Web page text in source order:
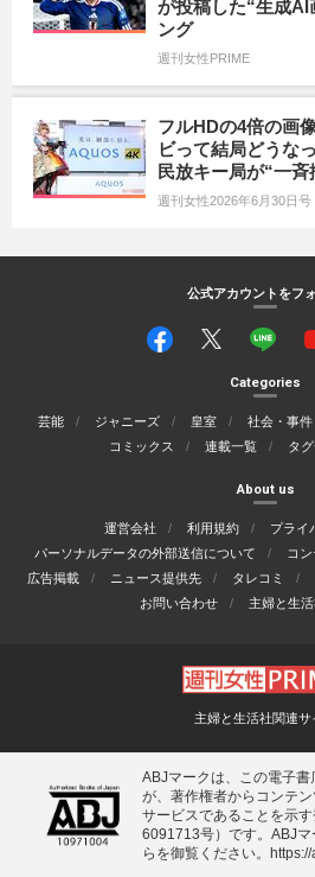
が投稿した“生成AI
ング
週刊女性PRIME
フルHDの4倍の画
ビって結局どうな
民放キー局が“一
週刊女性2026年6月30日号
公式アカウントをフ
Categories
芸能 ジャニーズ 皇室 社会・事件
コミックス
連載一覧 タ
About us
運営会社 利用規約
プライ
パーソナルデータの外部送信について
コ
広告掲載
ニュース提供先 タレコミ
お問い合わせ
主婦と生
主婦と生活社関連サ
ABJマークは、この電子
が、著作権者からコンテ
サービスであることを示
6091713号）です。ABJ
らを御覧ください。